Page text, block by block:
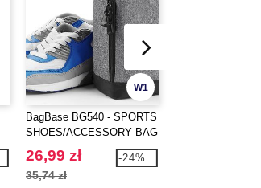
W1
BagBase BG540 - SPORTS
SHOES/ACCESSORY BAG
26,99 zł
35,74 zł
-24%